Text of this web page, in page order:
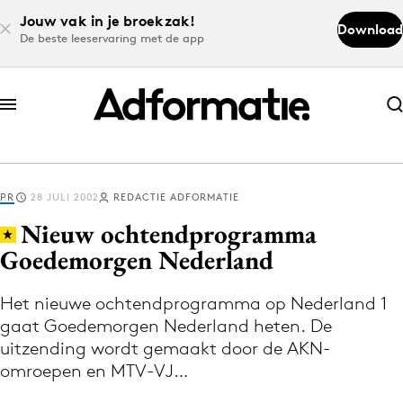
Jouw vak in je broekzak!
De beste leeservaring met de app
Download
Abonneer nu
Abonneer nu
Log in
Volg het laatste nieuws via de Adformatie
Nieuws app
PR 28 JULI 2002 REDACTIE ADFORMATIE
Nieuw ochtendprogramma
Goedemorgen Nederland
Het nieuwe ochtendprogramma op Nederland 1
gaat Goedemorgen Nederland heten. De
uitzending wordt gemaakt door de AKN-
omroepen en MTV-VJ…